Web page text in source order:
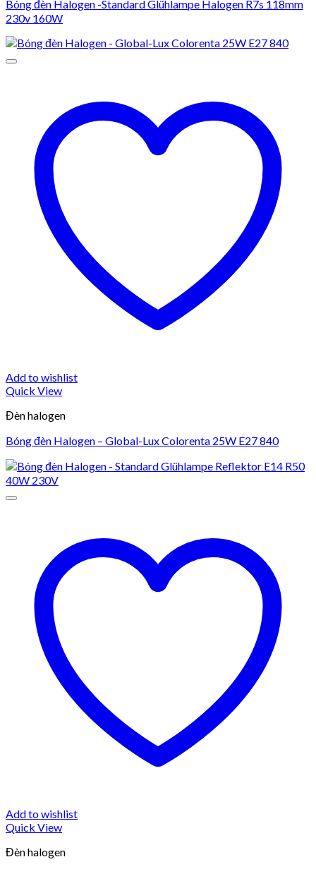
Bóng đèn Halogen -Standard Glühlampe Halogen R7s 118mm
230v 160W
Add to wishlist
Quick View
Đèn halogen
Bóng đèn Halogen – Global-Lux Colorenta 25W E27 840
Add to wishlist
Quick View
Đèn halogen